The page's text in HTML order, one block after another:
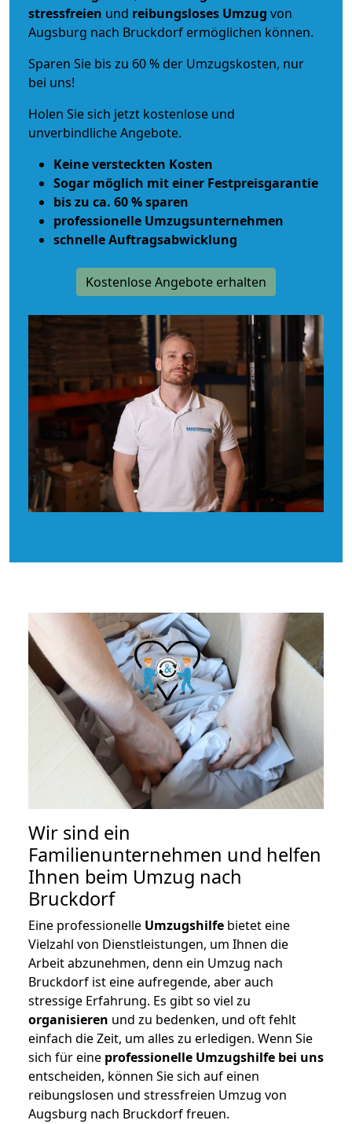
stressfreien und reibungsloses Umzug von
Augsburg nach Bruckdorf ermöglichen können.
Sparen Sie bis zu 60 % der Umzugskosten, nur
bei uns!
Holen Sie sich jetzt kostenlose und
unverbindliche Angebote.
Keine versteckten Kosten
Sogar möglich mit einer Festpreisgarantie
bis zu ca. 60 % sparen
professionelle Umzugsunternehmen
schnelle Auftragsabwicklung
Kostenlose Angebote erhalten
Wir sind ein
Familienunternehmen und helfen
Ihnen beim Umzug nach
Bruckdorf
Eine professionelle Umzugshilfe bietet eine
Vielzahl von Dienstleistungen, um Ihnen die
Arbeit abzunehmen, denn ein Umzug nach
Bruckdorf ist eine aufregende, aber auch
stressige Erfahrung. Es gibt so viel zu
organisieren und zu bedenken, und oft fehlt
einfach die Zeit, um alles zu erledigen. Wenn Sie
sich für eine professionelle Umzugshilfe bei uns
entscheiden, können Sie sich auf einen
reibungslosen und stressfreien Umzug von
Augsburg nach Bruckdorf freuen.